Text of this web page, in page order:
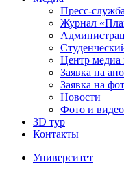
Пресс-служба
Журнал
Центр
Заявка на
Заявка на
Новости
Фото и видео
3D тур
Контакты
Университет